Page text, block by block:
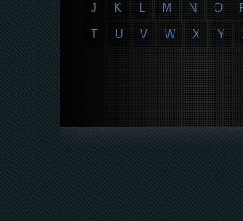
J
K L M N O
T
U V W X Y